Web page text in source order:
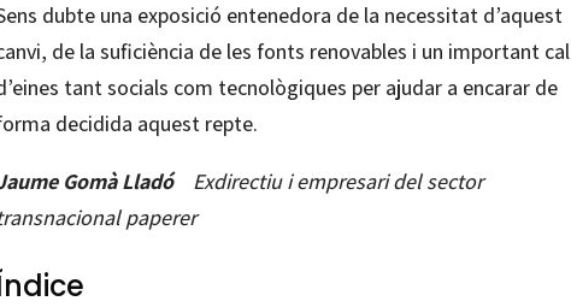
dubte una exposició entenedora de la necessitat d’aquest
de la suficiència de les fonts renovables i un important
tant socials com tecnològiques per ajudar a encarar de
decidida aquest repte.
Gomà Lladó
Exdirectiu i empresari del sector
paperer